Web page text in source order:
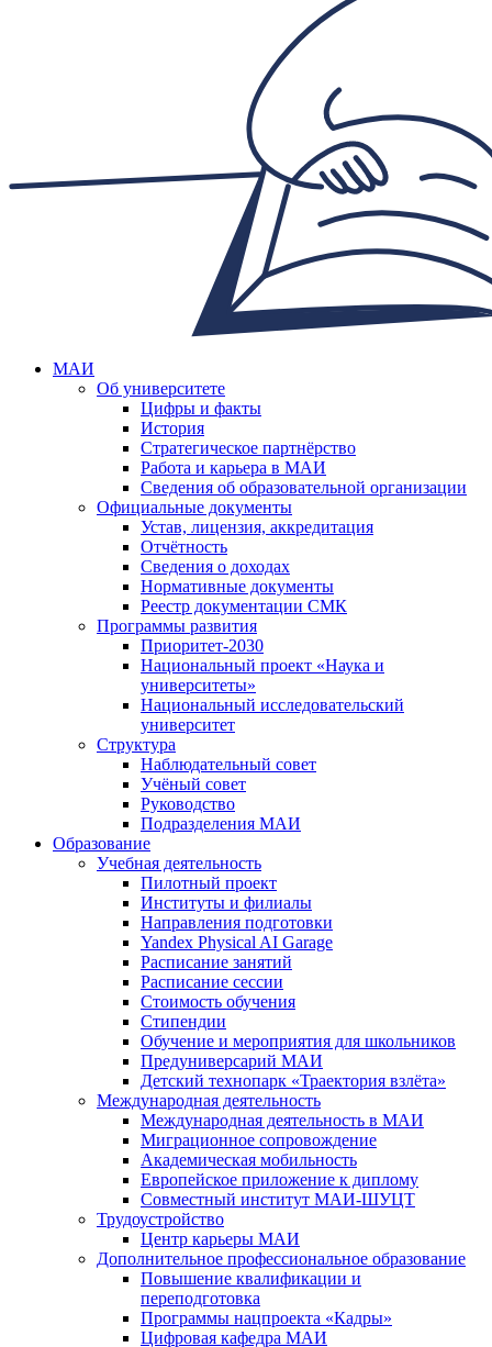
МАИ
Об университете
Цифры и факты
История
Стратегическое партнёрство
Работа и карьера в МАИ
Сведения об образовательной организации
Официальные документы
Устав, лицензия, аккредитация
Отчётность
Сведения о доходах
Нормативные документы
Реестр документации СМК
Программы развития
Приоритет-2030
Национальный проект «Наука и
университеты»
Национальный исследовательский
университет
Структура
Наблюдательный совет
Учёный совет
Руководство
Подразделения МАИ
Образование
Учебная деятельность
Пилотный проект
Институты и филиалы
Направления подготовки
Yandex Physical AI Garage
Расписание занятий
Расписание сессии
Стоимость обучения
Стипендии
Обучение и мероприятия для школьников
Предуниверсарий МАИ
Детский технопарк «Траектория взлёта»
Международная деятельность
Международная деятельность в МАИ
Миграционное сопровождение
Академическая мобильность
Европейское приложение к диплому
Совместный институт МАИ-ШУЦТ
Трудоустройство
Центр карьеры МАИ
Дополнительное профессиональное образование
Повышение квалификации и
переподготовка
Программы нацпроекта «Кадры»
Цифровая кафедра МАИ